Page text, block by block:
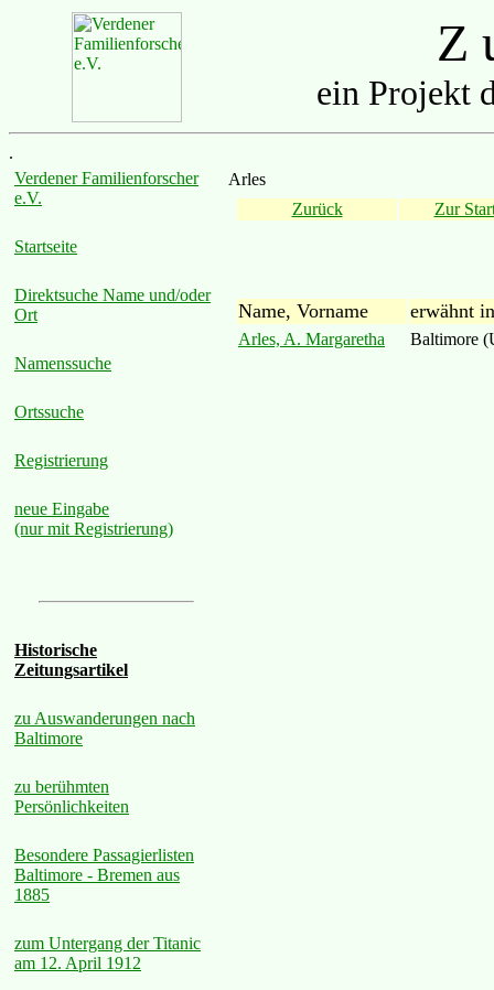
Z
ein Projekt
.
Verdener Familienforscher
e.V.
Startseite
Direktsuche Name und/oder
Ort
Namenssuche
Ortssuche
Registrierung
neue Eingabe
(nur mit Registrierung)
Historische
Zeitungsartikel
zu Auswanderungen nach
Baltimore
zu berühmten
Persönlichkeiten
Besondere Passagierlisten
Baltimore - Bremen aus
1885
zum Untergang der Titanic
am 12. April 1912
Arles
Zurück
Zur
Name, Vorname erwähnt in
Arles, A. Margaretha Baltimore